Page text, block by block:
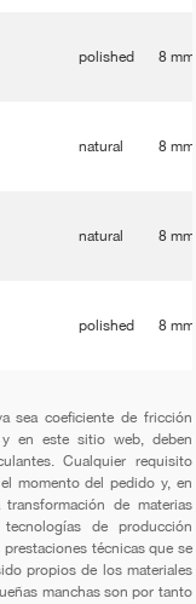
polished 8 mm
natural 8 mm
natural 8 mm
polished 8 mm
sea coeficiente de fricción
en este sitio web, deben
Cualquier requisito
momento del pedido y, en
de materias
de producción
técnicas que se
propios de los materiales
manchas son por tanto